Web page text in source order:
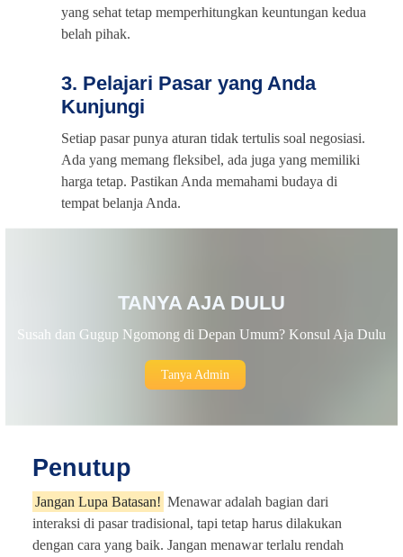
yang sehat tetap memperhitungkan keuntungan kedua
belah pihak.
3. Pelajari Pasar yang Anda
Kunjungi
Setiap pasar punya aturan tidak tertulis soal negosiasi.
Ada yang memang fleksibel, ada juga yang memiliki
harga tetap. Pastikan Anda memahami budaya di
tempat belanja Anda.
TANYA AJA DULU
Susah dan Gugup Ngomong di Depan Umum? Konsul Aja Dulu
Tanya Admin
Penutup
Jangan Lupa Batasan! Menawar adalah bagian dari
interaksi di pasar tradisional, tapi tetap harus dilakukan
dengan cara yang baik. Jangan menawar terlalu rendah